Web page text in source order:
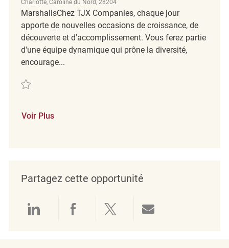
Charlotte, Caroline du Nord, 28204
MarshallsChez TJX Companies, chaque jour
apporte de nouvelles occasions de croissance, de
découverte et d'accomplissement. Vous ferez partie
d'une équipe dynamique qui prône la diversité,
encourage...
Sauvegarder Retail Store Cleaning Associate REQ140371
Voir Plus
Partagez cette opportunité
Partager via LinkedIn
Partager via Facebook
Partager via twitter